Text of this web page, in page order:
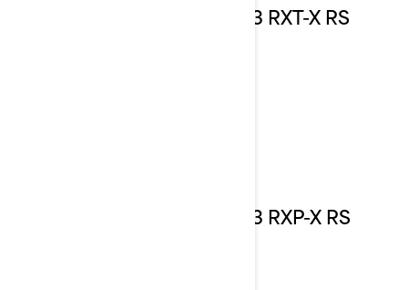
2023 RXT-X RS
2023 RXP-X RS